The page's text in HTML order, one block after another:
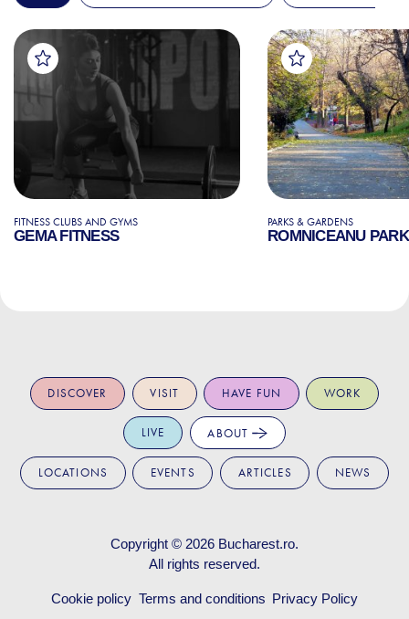
FITNESS CLUBS AND GYMS
GEMA FITNESS
PARKS & GARDENS
ROMNICEANU PARK
DISCOVER VISIT HAVE FUN WORK
LIVE ABOUT
LOCATIONS EVENTS ARTICLES NEWS
Copyright © 2026 Bucharest.ro.
All rights reserved.
Cookie policy Terms and conditions Privacy Policy